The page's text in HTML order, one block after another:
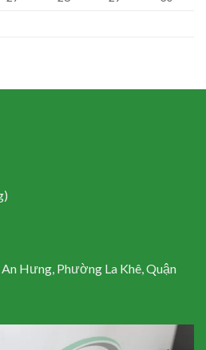
Hưng, Phường La Khê, Quận